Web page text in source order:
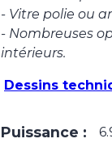
- Vitre polie ou
- Nombreuses
intérieurs.
Dessins
Puissance :